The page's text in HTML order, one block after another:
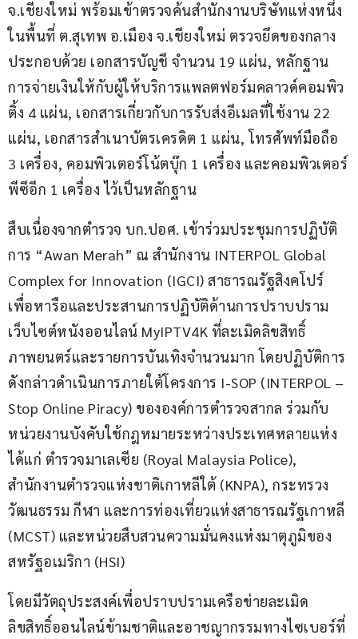
จ.เชียงใหม่ พร้อมเข้าตรวจค้นสำนักงานบริษัทแห่งหนึ่ง
ในพื้นที่ ต.สุเทพ อ.เมือง จ.เชียงใหม่ ตรวจยึดของกลาง
ประกอบด้วย เอกสารบัญชี จำนวน 19 แผ่น, หลักฐาน
การจ่ายเงินให้กับผู้ให้บริการแพลตฟอร์มคลาวด์คอมพิว
ติ้ง 4 แผ่น, เอกสารเกี่ยวกับการรับส่งอีเมลที่ใช้งาน 22
แผ่น, เอกสารสำเนาบัตรเครดิต 1 แผ่น, โทรศัพท์มือถือ
3 เครื่อง, คอมพิวเตอร์โน้ตบุ๊ก 1 เครื่อง และคอมพิวเตอร์
พีซีอีก 1 เครื่อง ไว้เป็นหลักฐาน
สืบเนื่องจากตำรวจ บก.ปอศ. เข้าร่วมประชุมการปฏิบัติ
การ “Awan Merah” ณ สำนักงาน INTERPOL Global
Complex for Innovation (IGCI) สาธารณรัฐสิงคโปร์
เพื่อหารือและประสานการปฏิบัติด้านการปราบปราม
เว็บไซต์หนังออนไลน์ MyIPTV4K ที่ละเมิดลิขสิทธิ์
ภาพยนตร์และรายการบันเทิงจำนวนมาก โดยปฏิบัติการ
ดังกล่าวดำเนินการภายใต้โครงการ I-SOP (INTERPOL –
Stop Online Piracy) ขององค์การตำรวจสากล ร่วมกับ
หน่วยงานบังคับใช้กฎหมายระหว่างประเทศหลายแห่ง
ได้แก่ ตำรวจมาเลเซีย (Royal Malaysia Police),
สำนักงานตำรวจแห่งชาติเกาหลีใต้ (KNPA), กระทรวง
วัฒนธรรม กีฬา และการท่องเที่ยวแห่งสาธารณรัฐเกาหลี
(MCST) และหน่วยสืบสวนความมั่นคงแห่งมาตุภูมิของ
สหรัฐอเมริกา (HSI)
โดยมีวัตถุประสงค์เพื่อปราบปรามเครือข่ายละเมิด
ลิขสิทธิ์ออนไลน์ข้ามชาติและอาชญากรรมทางไซเบอร์ที่